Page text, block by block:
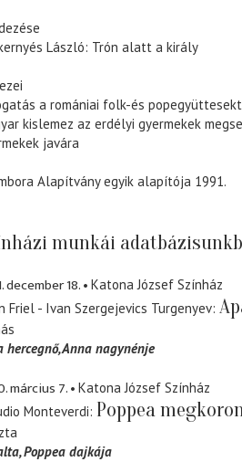
László: Trón alatt a király
a romániai folk-és
kislemez az erdélyi gyermekek
javára
Alapítvány egyik alapítója 1991.
munkái
december 18.
Katona József Színház
Friel - Ivan Szergejevics Turgenyev
hercegnő Anna nagynénje
március 7.
Katona József Színház
Monteverdi Poppea
Poppea dajkája